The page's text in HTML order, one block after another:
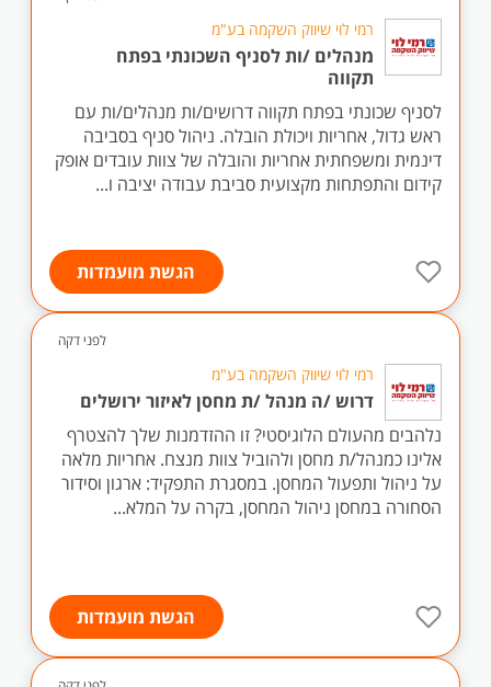
רמי לוי שיווק השקמה בע"מ
מנהלים /ות לסניף השכונתי בפתח
תקווה
לסניף שכונתי בפתח תקווה דרושים/ות מנהלים/ות עם
ראש גדול, אחריות ויכולת הובלה. ניהול סניף בסביבה
דינמית ומשפחתית אחריות והובלה של צוות עובדים אופק
קידום והתפתחות מקצועית סביבת עבודה יציבה ו...
הגשת מועמדות
לפני דקה
רמי לוי שיווק השקמה בע"מ
דרוש /ה מנהל /ת מחסן לאיזור ירושלים
נלהבים מהעולם הלוגיסטי? זו ההזדמנות שלך להצטרף
אלינו כמנהל/ת מחסן ולהוביל צוות מנצח. אחריות מלאה
על ניהול ותפעול המחסן. במסגרת התפקיד: ארגון וסידור
הסחורה במחסן ניהול המחסן, בקרה על המלא...
הגשת מועמדות